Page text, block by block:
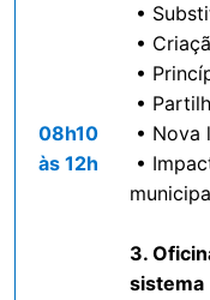
08h10
às 12h
•
•
•
•
• Nova
•
3.
sistema